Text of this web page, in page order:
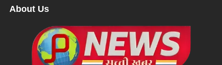
About Us